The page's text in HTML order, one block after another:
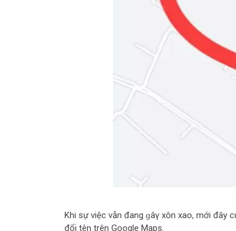
Khi sự việc vẫn đang ɡâγ xôn xao, mới đây
đổi tên trên Google Maps.